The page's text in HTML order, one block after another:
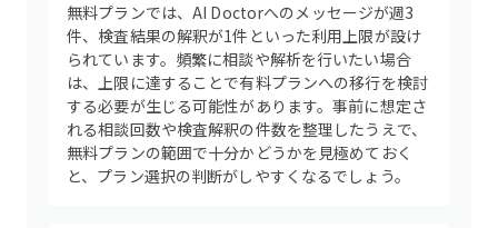
無料プランでは、AI Doctorへのメッセージが週3
件、検査結果の解釈が1件といった利用上限が設け
られています。頻繁に相談や解析を行いたい場合
は、上限に達することで有料プランへの移行を検討
する必要が生じる可能性があります。事前に想定さ
れる相談回数や検査解釈の件数を整理したうえで、
無料プランの範囲で十分かどうかを見極めておく
と、プラン選択の判断がしやすくなるでしょう。